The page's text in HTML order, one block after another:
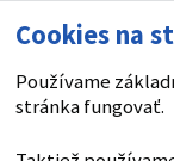
Cookies na
Používame
stránka fungovať.